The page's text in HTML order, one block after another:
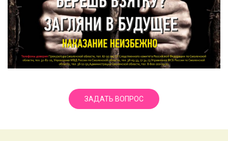
ЗАДАТЬ ВОПРОС